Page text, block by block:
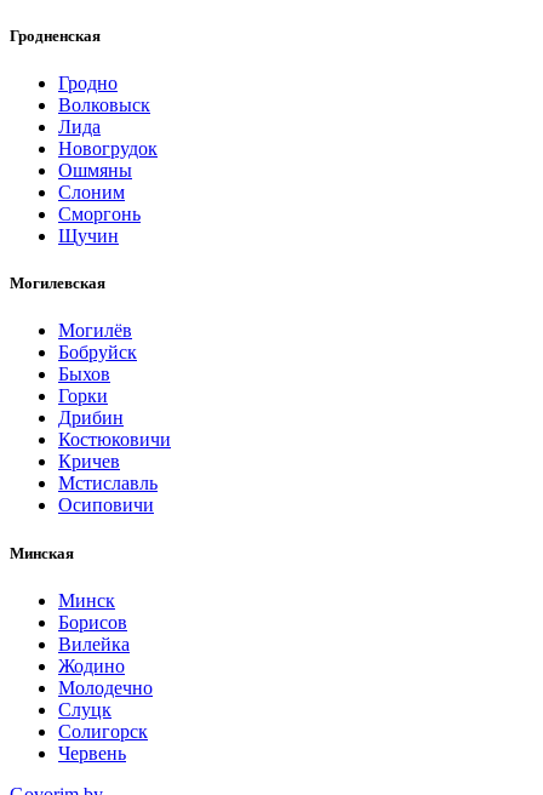
Гродненская
Гродно
Волковыск
Лида
Новогрудок
Ошмяны
Слоним
Сморгонь
Щучин
Могилевская
Могилёв
Бобруйск
Быхов
Горки
Дрибин
Костюковичи
Кричев
Мстиславль
Осиповичи
Минская
Минск
Борисов
Вилейка
Жодино
Молодечно
Слуцк
Солигорск
Червень